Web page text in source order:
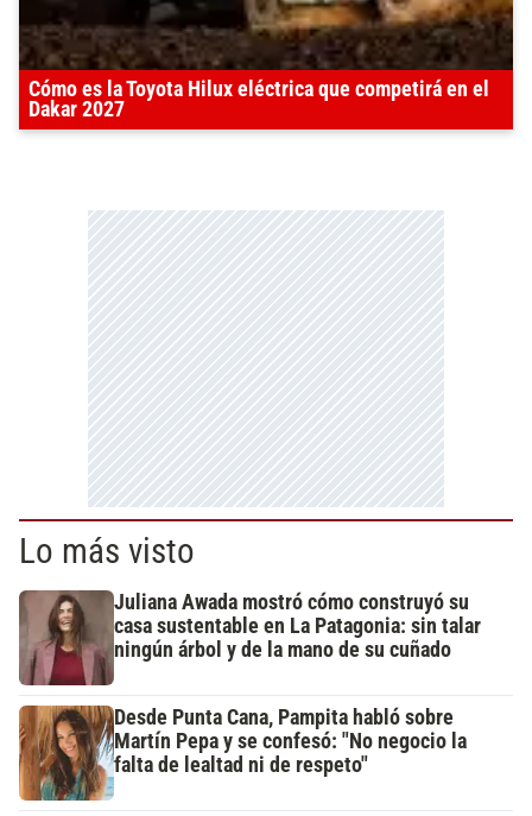
Cómo es la Toyota Hilux eléctrica que competirá en el
Dakar 2027
Lo más visto
Juliana Awada mostró cómo construyó su
casa sustentable en La Patagonia: sin talar
ningún árbol y de la mano de su cuñado
Desde Punta Cana, Pampita habló sobre
Martín Pepa y se confesó: "No negocio la
falta de lealtad ni de respeto"